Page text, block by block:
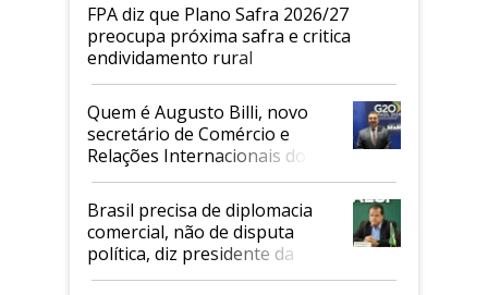
FPA diz que Plano Safra 2026/27
preocupa próxima safra e critica
endividamento rural
Quem é Augusto Billi, novo
secretário de Comércio e
Relações Internacionais do
Mapa
Brasil precisa de diplomacia
comercial, não de disputa
política, diz presidente da
Faesp